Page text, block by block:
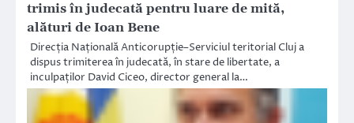
trimis în judecată pentru luare de mită,
alături de Ioan Bene
Direcția Națională Anticorupție–Serviciul teritorial Cluj a
dispus trimiterea în judecată, în stare de libertate, a
inculpaților David Ciceo, director general la…